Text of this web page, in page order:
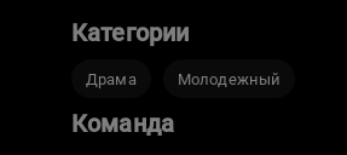
Категории
Драма Молодежный
Команда